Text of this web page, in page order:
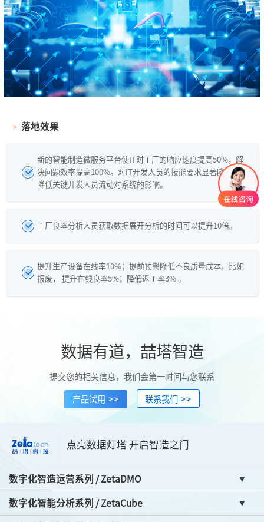
落地效果
新的智能制造微服务平台使IT对工厂的响应速度提高50%，解
决问题效率提高100%。对IT开发人员的技能要求显著降低，
降低关键开发人员流动对系统的影响。
工厂良率分析人员获取数据展开分析的时间可以提升10倍。
提升生产设备在线率10%；提前预警降低不良质量成本，比如
报废， 提升在线良率5%；降低返工率3% 。
数据有道，喆塔智造
提交您的相关信息，我们会第一时间与您联系
产品试用 >> 联系我们 >>
点亮数据灯塔 开启智造之门
数字化智造运营系列 / ZetaDMO
数字化智能分析系列 / ZetaCube